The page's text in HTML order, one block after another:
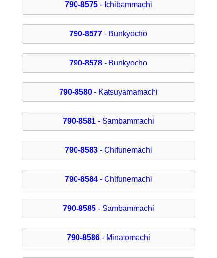
790-8575- Ichibammachi
790-8577 - Bunkyocho
790-8578 - Bunkyocho
790-8580- Katsuyamamachi
790-8581- Sambammachi
790-8583- Chifunemachi
790-8584- Chifunemachi
790-8585- Sambammachi
790-8586- Minatomachi